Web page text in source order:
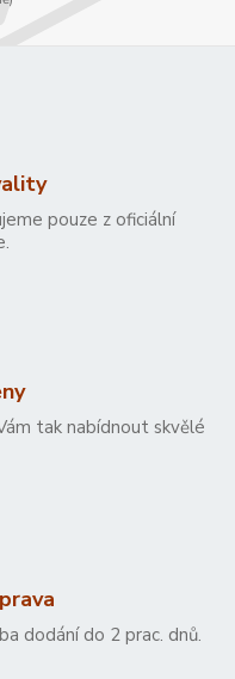
pouze z oficiální
tak nabídnout skvělé
dodání do 2 prac. dnů.